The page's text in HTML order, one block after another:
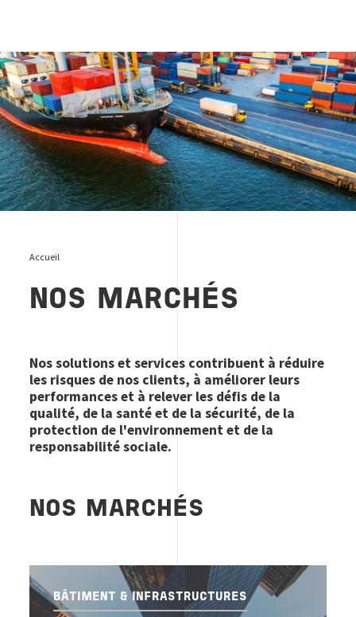
Markets and services
Accueil
NOS MARCHÉS
Nos solutions et services contribuent à réduire
les risques de nos clients, à améliorer leurs
performances et à relever les défis de la
qualité, de la santé et de la sécurité, de la
protection de l'environnement et de la
responsabilité sociale.
NOS MARCHÉS
BÂTIMENT & INFRASTRUCTURES